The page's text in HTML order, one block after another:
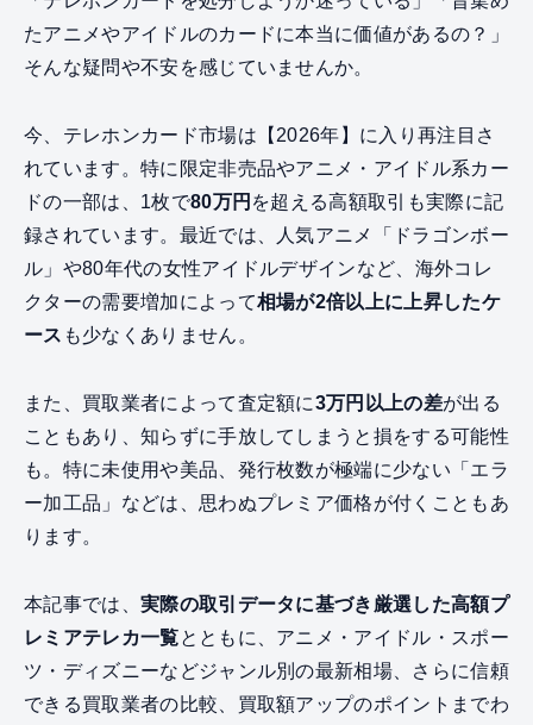
たアニメやアイドルのカードに本当に価値があるの？」
そんな疑問や不安を感じていませんか。
今、テレホンカード市場は【2026年】に入り再注目さ
れています。特に限定非売品やアニメ・アイドル系カー
ドの一部は、1枚で80万円 を超える高額取引も実際に記
録されています。最近では、人気アニメ「ドラゴンボー
ル」や80年代の女性アイドルデザインなど、海外コレ
クターの需要増加によって相場が2倍以上に上昇したケ
ース も少なくありません。
また、買取業者によって査定額に3万円以上の差が出る
こともあり、知らずに手放してしまうと損をする可能性
も。特に未使用や美品、発行枚数が極端に少ない「エラ
ー加工品」などは、思わぬプレミア価格が付くこともあ
ります。
本記事では、 実際の取引データに基づき厳選した高額プ
レミアテレカ一覧とともに、アニメ・アイドル・スポー
ツ・ディズニーなどジャンル別の最新相場、さらに信頼
できる買取業者の比較、買取額アップのポイントまでわ